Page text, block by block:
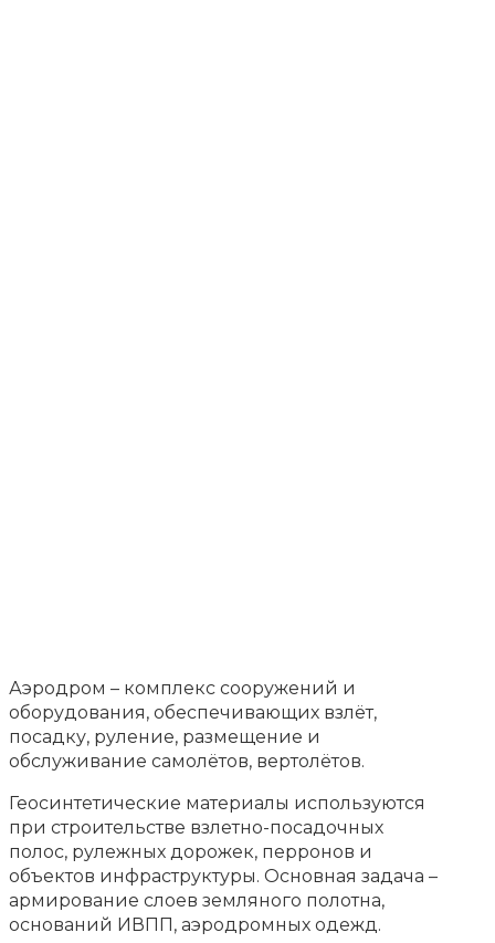
Аэродром – комплекс сооружений и
оборудования, обеспечивающих взлёт,
посадку, руление, размещение и
обслуживание самолётов, вертолётов.
Геосинтетические материалы используются
при строительстве взлетно-посадочных
полос, рулежных дорожек, перронов и
объектов инфраструктуры. Основная задача –
армирование слоев земляного полотна,
оснований ИВПП, аэродромных одежд.